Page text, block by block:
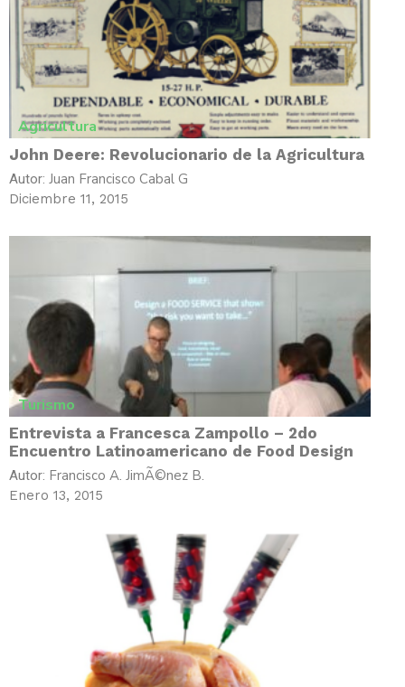
Agricultura
John Deere: Revolucionario de la Agricultura
Autor: Juan Francisco Cabal G
Diciembre 11, 2015
Turismo
Entrevista a Francesca Zampollo – 2do
Encuentro Latinoamericano de Food Design
Autor: Francisco A. JimÃ©nez B.
Enero 13, 2015